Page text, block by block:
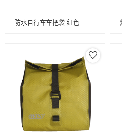
防水自行车车把袋-红色